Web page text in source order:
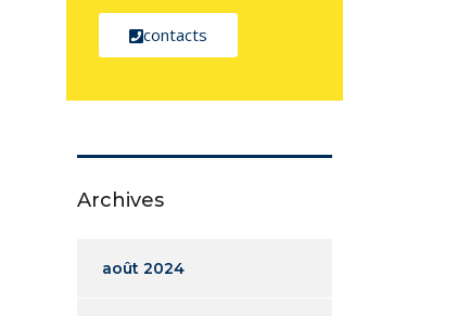
contacts
Archives
août 2024